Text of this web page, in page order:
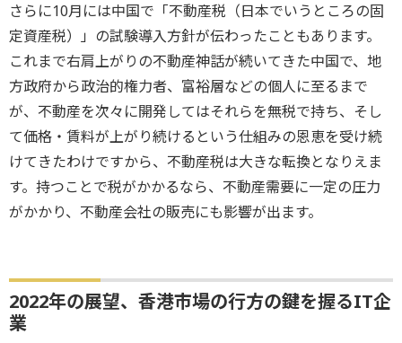
さらに10月には中国で「不動産税（日本でいうところの固
定資産税）」の試験導入方針が伝わったこともあります。
これまで右肩上がりの不動産神話が続いてきた中国で、地
方政府から政治的権力者、富裕層などの個人に至るまで
が、不動産を次々に開発してはそれらを無税で持ち、そし
て価格・賃料が上がり続けるという仕組みの恩恵を受け続
けてきたわけですから、不動産税は大きな転換となりえま
す。持つことで税がかかるなら、不動産需要に一定の圧力
がかかり、不動産会社の販売にも影響が出ます。
2022年の展望、香港市場の行方の鍵を握るIT企
業